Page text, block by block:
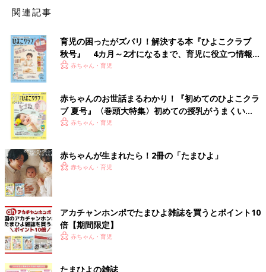
関連記事
育児の困ったがズバリ！解決する本『ひよこクラブ
秋号』 4カ月～2才になるまで、育児に役立つ情報が
いっぱい！
赤ちゃん・育児
赤ちゃんのお世話まるわかり！『初めてのひよこクラ
ブ 夏号』〈巻頭大特集〉初めての授乳がうまくい
く！ おっぱい・ミルクの基本と夏のトラブル 解決テ
赤ちゃん・育児
赤ちゃんが生まれたら！2冊の「たまひよ」
赤ちゃん・育児
アカチャンホンポでたまひよ雑誌を買うとポイント10
倍【期間限定】
赤ちゃん・育児
たまひよの雑誌